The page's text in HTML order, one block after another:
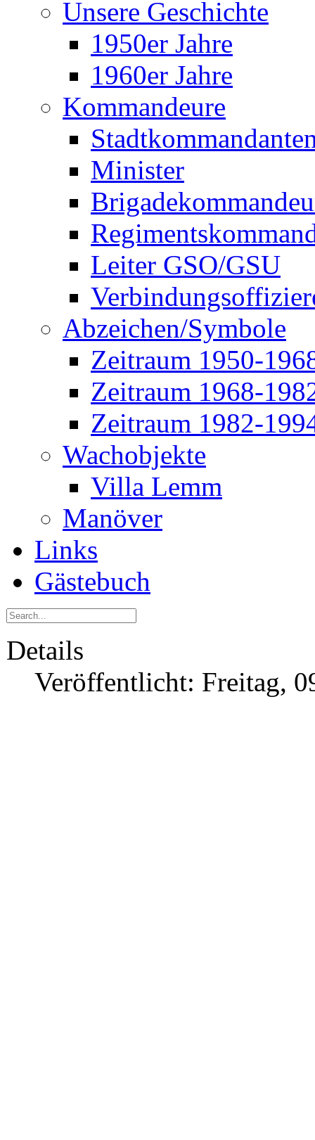
Unsere Geschichte
1950er Jahre
1960er Jahre
Kommandeure
Minister
Leiter GSO/GSU
Abzeichen/Symbole
Zeitraum 1950-
Zeitraum 1968-
Zeitraum 1982-
Wachobjekte
Villa Lemm
Manöver
Links
Gästebuch
Details
Veröffentlicht: Freitag,